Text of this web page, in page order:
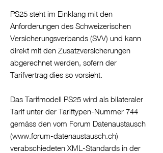
PS25 steht im Einklang mit den
Anforderungen des Schweizerischen
Versicherungsverbands (SVV) und kann
direkt mit den Zusatzversicherungen
abgerechnet werden, sofern der
Tarifvertrag dies so vorsieht.
Das Tarifmodell PS25 wird als bilateraler
Tarif unter der Tariftypen-Nummer 744
gemäss den vom Forum Datenaustausch
(www.forum-datenaustausch.ch)
verabschiedeten XML-Standards in der